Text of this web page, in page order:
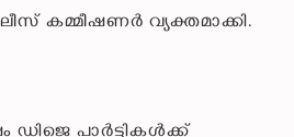
കമ്മീഷണർ വ്യക്തമാക്കി.